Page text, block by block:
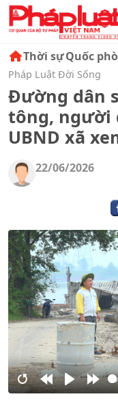
Thời sựQuốc
Pháp Luật Đời Sống
Đường dân
tông, người
UBND xã
22/06/2026
RestartRewind
Play